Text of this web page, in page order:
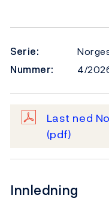
Serie:
Nummer:
4/
Last ned
(pdf)
Innledning